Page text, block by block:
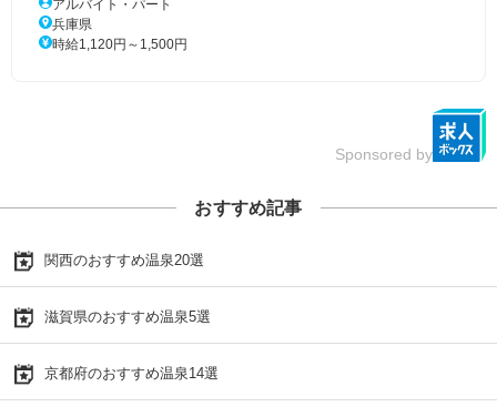
アルバイト・パート
兵庫県
時給1,120円～1,500円
Sponsored by
おすすめ記事
関西のおすすめ温泉20選
滋賀県のおすすめ温泉5選
京都府のおすすめ温泉14選